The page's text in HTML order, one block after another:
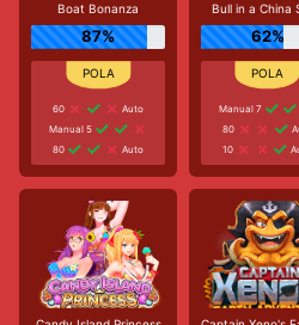
Boat Bonanza
87%
60
Auto
Manual 5
80
Auto
Bull in a China
62%
Manual 7
80
10